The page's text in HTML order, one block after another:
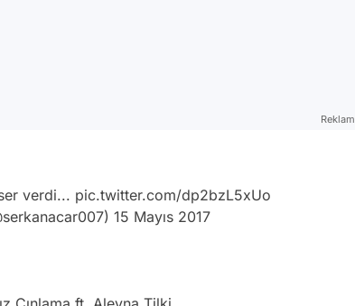
Reklam
verdi... pic.twitter.com/dp2bzL5xUo
15 Mayıs 2017